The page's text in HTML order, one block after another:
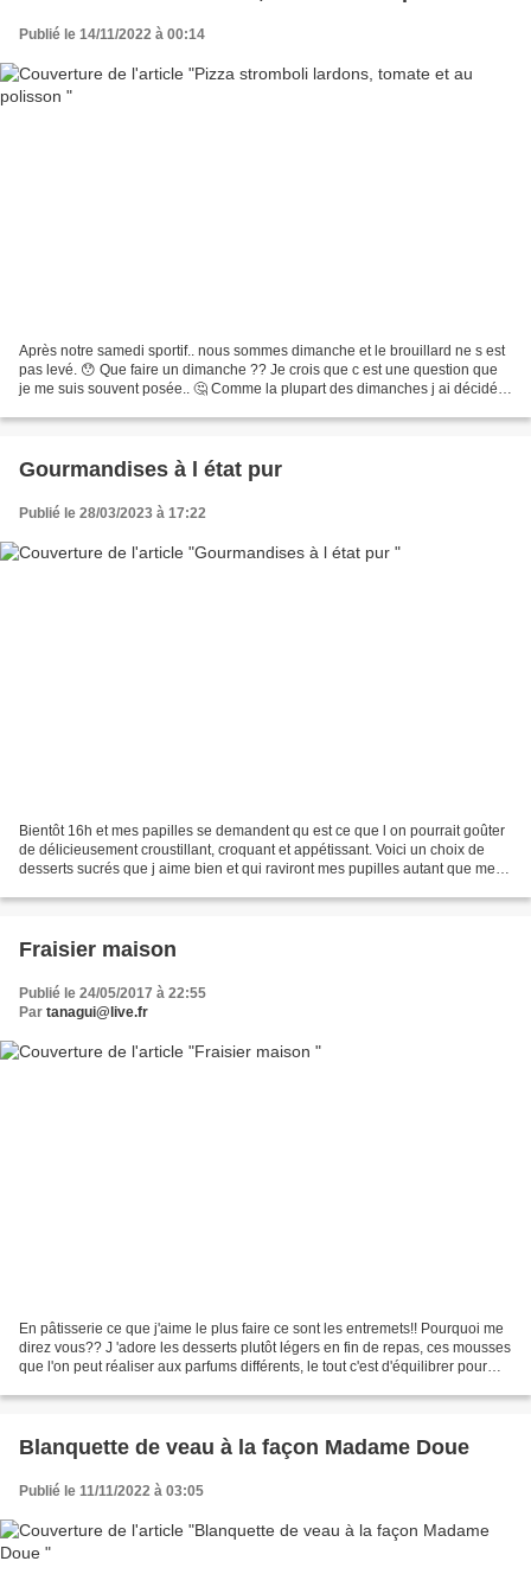
Publié le 14/11/2022 à 00:14
Après notre samedi sportif.. nous sommes dimanche et le brouillard ne s est
pas levé. 😯 Que faire un dimanche ?? Je crois que c est une question que
je me suis souvent posée.. 🤔 Comme la plupart des dimanches j ai décidé
Gourmandises à l état pur
Publié le 28/03/2023 à 17:22
Bientôt 16h et mes papilles se demandent qu est ce que l on pourrait goûter
de délicieusement croustillant, croquant et appétissant. Voici un choix de
desserts sucrés que j aime bien et qui raviront mes pupilles autant que mes
Fraisier maison
Publié le 24/05/2017 à 22:55
Par tanagui@live.fr
En pâtisserie ce que j'aime le plus faire ce sont les entremets!! Pourquoi me
direz vous?? J 'adore les desserts plutôt légers en fin de repas, ces mousses
que l'on peut réaliser aux parfums différents, le tout c'est d'équilibrer pour
Blanquette de veau à la façon Madame Doue
Publié le 11/11/2022 à 03:05